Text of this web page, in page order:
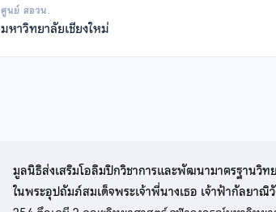
ศูนย์ สอวน.
มหาวิทยาลัยเชียงใหม่
มูลนิธิส่งเสริมโอลิมปิกวิชาการและพัฒนามาตรฐานวิท
ในพระอุปถัมภ์สมเด็จพระเจ้าพี่นางเธอ เจ้าฟ้ากัลยา